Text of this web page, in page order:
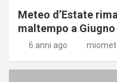
Meteo d’Estate
maltempo a Giugno
6 anni ago